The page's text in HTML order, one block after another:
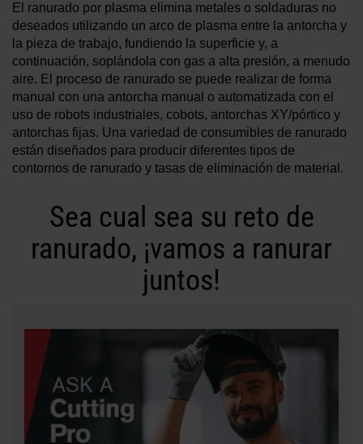
INICIAR SESIÓN
Crear una cuenta
¿Olvidó su contraseña?
Recursos
Quiénes somos
Dónde comprar
El ranurado por plasma elimina metales o soldaduras no
deseados utilizando un arco de plasma entre la antorcha y
la pieza de trabajo, fundiendo la superficie y, a
continuación, soplándola con gas a alta presión, a menudo
aire. El proceso de ranurado se puede realizar de forma
manual con una antorcha manual o automatizada con el
uso de robots industriales, cobots, antorchas XY/pórtico y
antorchas fijas. Una variedad de consumibles de ranurado
están diseñados para producir diferentes tipos de
contornos de ranurado y tasas de eliminación de material.
Sea cual sea su reto de
ranurado, ¡vamos a ranurar
juntos!